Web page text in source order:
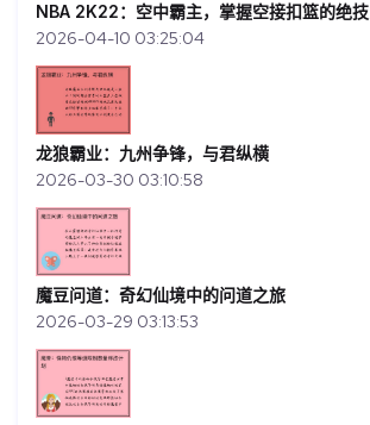
NBA 2K22：空中霸主，掌握空接扣篮的绝技
2026-04-10 03:25:04
龙狼霸业：九州争锋，与君纵横
2026-03-30 03:10:58
魔豆问道：奇幻仙境中的问道之旅
2026-03-29 03:13:53